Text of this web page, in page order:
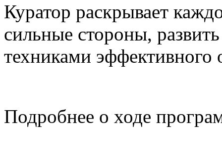
Куратор раскрывает
сильные стороны,
техниками эффективного
Подробнее о ходе